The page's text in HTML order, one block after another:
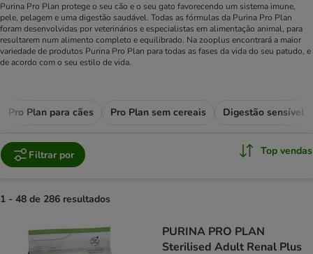
Purina Pro Plan protege o seu cão e o seu gato favorecendo um sistema imune,
pele, pelagem e uma digestão saudável. Todas as fórmulas da Purina Pro Plan
foram desenvolvidas por veterinários e especialistas em alimentação animal, para
resultarem num alimento completo e equilibrado. Na zooplus encontrará a maior
variedade de produtos Purina Pro Plan para todas as fases da vida do seu patudo, e
de acordo com o seu estilo de vida.
Pro Plan para cães Pro Plan sem cereais Digestão sensível
Filtrar por Top vendas
1 - 48 de 286 resultados
PURINA PRO PLAN
Sterilised Adult Renal Plus